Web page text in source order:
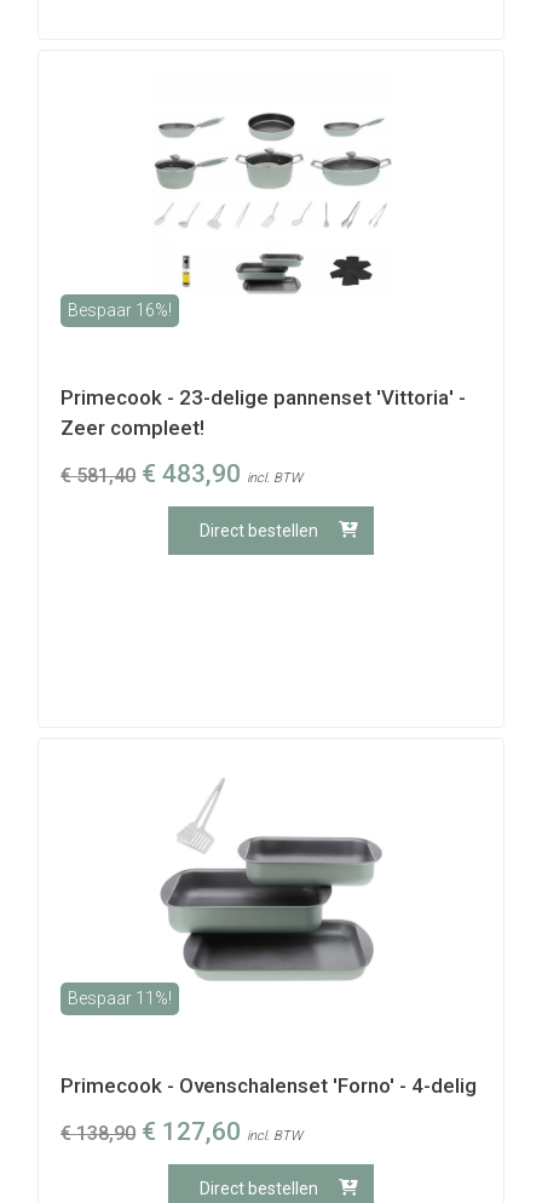
Bespaar 16%!
Primecook - 23-delige pannenset 'Vittoria' -
Zeer compleet!
€ 581,40 € 483,90 incl. BTW
Direct bestellen
Bespaar 11%!
Primecook - Ovenschalenset 'Forno' - 4-delig
€ 138,90 € 127,60 incl. BTW
Direct bestellen